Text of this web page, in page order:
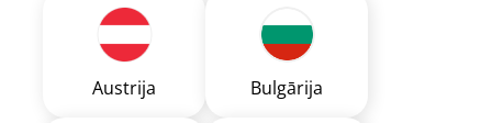
Austrija Bulgārija